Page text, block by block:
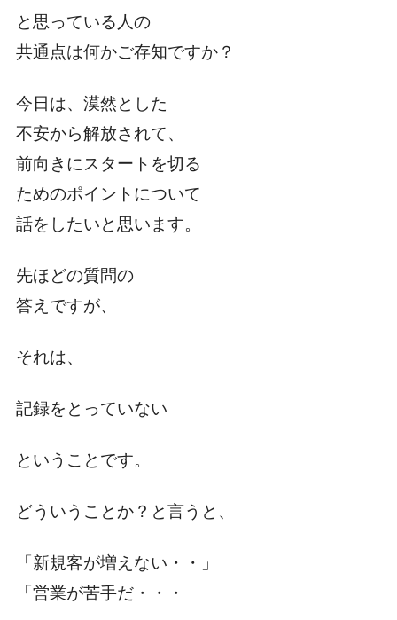
と思っている人の
共通点は何かご存知ですか？
今日は、漠然とした
不安から解放されて、
前向きにスタートを切る
ためのポイントについて
話をしたいと思います。
先ほどの質問の
答えですが、
それは、
記録をとっていない
ということです。
どういうことか？と言うと、
「新規客が増えない・・」
「営業が苦手だ・・・」